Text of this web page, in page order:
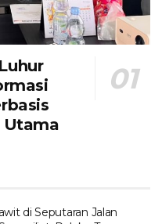
Utama​
di Seputaran Jalan